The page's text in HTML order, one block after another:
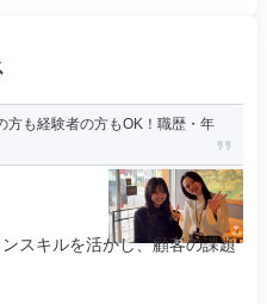
方も経験者の方もOK！職歴・年
スキルを活かし、顧客の課題